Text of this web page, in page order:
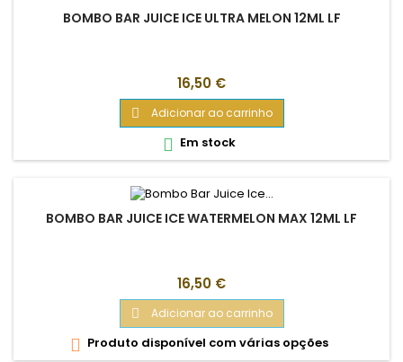
BOMBO BAR JUICE ICE ULTRA MELON 12ML LF
Preço
16,50 €
 Adicionar ao carrinho
 Em stock
BOMBO BAR JUICE ICE WATERMELON MAX 12ML LF
Preço
16,50 €
 Adicionar ao carrinho
 Produto disponível com várias opções